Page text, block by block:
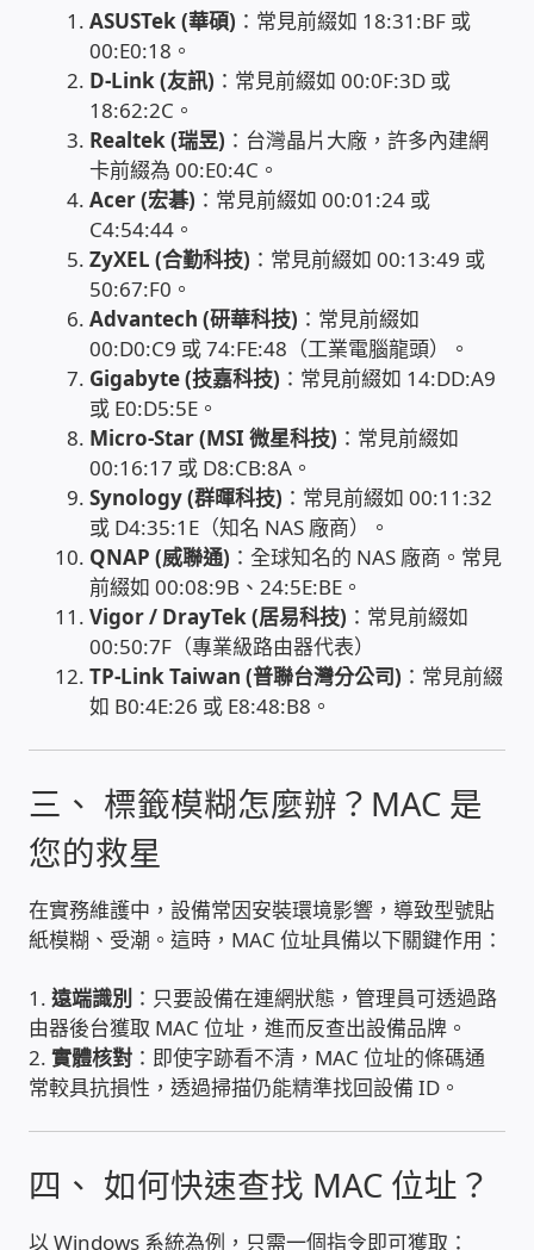
捷元電腦 NUC迷你電腦 伺服器
飛碟 不斷電 UPS / 穩壓器 AVR
遠距教學、在家辦公
USB隨插即用視訊攝影機
數位廣告看板播放器
電腦 工具 軟體 手冊
網路規劃架設
OpenMediaVault OMV
NAS到府安裝服務
DAS 直連式附加存儲
出租套房出租 網路維護管理 房東免煩惱
網路硬體設備
居易科技DrayTek/裕笠科技Ublink
印表列印伺服器
虛擬機 Virtual machine VirtualBox Hyper-V
VMware
網路 到府檢測 連線設定
ASUSTek (華碩) ：常見前綴如 18:31:BF 或
00:E0:18。
D-Link (友訊) ：常見前綴如 00:0F:3D 或
18:62:2C。
Realtek (瑞昱) ：台灣晶片大廠，許多內建網
卡前綴為 00:E0:4C。
Acer (宏碁) ：常見前綴如 00:01:24 或
C4:54:44。
ZyXEL (合勤科技) ：常見前綴如 00:13:49 或
50:67:F0。
Advantech (研華科技) ：常見前綴如
00:D0:C9 或 74:FE:48（工業電腦龍頭）。
Gigabyte (技嘉科技) ：常見前綴如 14:DD:A9
或 E0:D5:5E。
Micro-Star (MSI 微星科技) ：常見前綴如
00:16:17 或 D8:CB:8A。
Synology (群暉科技) ：常見前綴如 00:11:32
或 D4:35:1E（知名 NAS 廠商）。
QNAP (威聯通) ：全球知名的 NAS 廠商。常見
前綴如 00:08:9B、24:5E:BE。
Vigor / DrayTek (居易科技) ：常見前綴如
00:50:7F（專業級路由器代表）
TP-Link Taiwan (普聯台灣分公司) ：常見前綴
如 B0:4E:26 或 E8:48:B8。
三、 標籤模糊怎麼辦？MAC 是
您的救星
在實務維護中，設備常因安裝環境影響，導致型號貼
紙模糊、受潮。這時，MAC 位址具備以下關鍵作用：
1.遠端識別 ：只要設備在連網狀態，管理員可透過路
由器後台獲取 MAC 位址，進而反查出設備品牌。
2.實體核對 ：即使字跡看不清，MAC 位址的條碼通
常較具抗損性，透過掃描仍能精準找回設備 ID。
四、 如何快速查找 MAC 位址？
以 Windows 系統為例，只需一個指令即可獲取：